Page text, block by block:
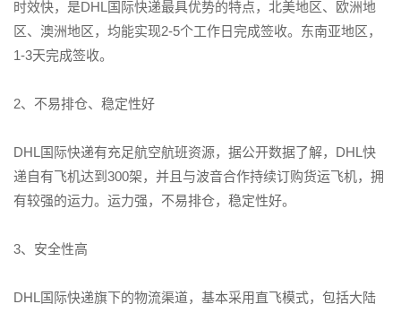
时效快，是DHL国际快递最具优势的特点，北美地区、欧洲地
区、澳洲地区，均能实现2-5个工作日完成签收。东南亚地区，
1-3天完成签收。
2、不易排仓、稳定性好
DHL国际快递有充足航空航班资源，据公开数据了解，DHL快
递自有飞机达到300架，并且与波音合作持续订购货运飞机，拥
有较强的运力。运力强，不易排仓，稳定性好。
3、安全性高
DHL国际快递旗下的物流渠道，基本采用直飞模式，包括大陆